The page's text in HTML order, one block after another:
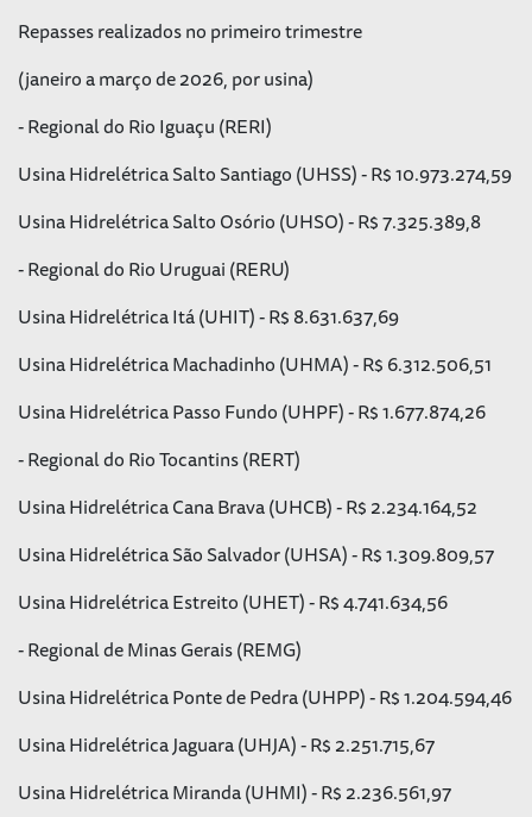
Repasses realizados no primeiro trimestre
(janeiro a março de 2026, por usina)
- Regional do Rio Iguaçu (RERI)
Usina Hidrelétrica Salto Santiago (UHSS) - R$ 10.973.274,59
Usina Hidrelétrica Salto Osório (UHSO) - R$ 7.325.389,8
- Regional do Rio Uruguai (RERU)
Usina Hidrelétrica Itá (UHIT) - R$ 8.631.637,69
Usina Hidrelétrica Machadinho (UHMA) - R$ 6.312.506,51
Usina Hidrelétrica Passo Fundo (UHPF) - R$ 1.677.874,26
- Regional do Rio Tocantins (RERT)
Usina Hidrelétrica Cana Brava (UHCB) - R$ 2.234.164,52
Usina Hidrelétrica São Salvador (UHSA) - R$ 1.309.809,57
Usina Hidrelétrica Estreito (UHET) - R$ 4.741.634,56
- Regional de Minas Gerais (REMG)
Usina Hidrelétrica Ponte de Pedra (UHPP) - R$ 1.204.594,46
Usina Hidrelétrica Jaguara (UHJA) - R$ 2.251.715,67
Usina Hidrelétrica Miranda (UHMI) - R$ 2.236.561,97